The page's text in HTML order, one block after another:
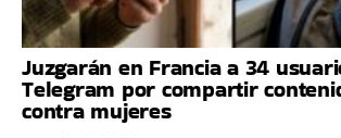
Juzgarán en Francia a 34
Telegram por compartir
contra mujeres